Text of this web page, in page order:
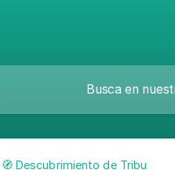
🧭 Descubrimiento de Tribu